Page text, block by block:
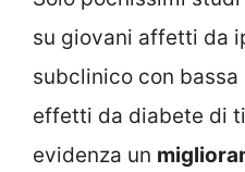
su giovani affetti da
subclinico con
effetti da diabete di
evidenza un